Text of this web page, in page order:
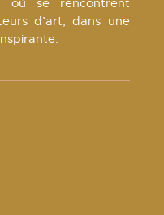
où se rencontrent
d’art, dans une